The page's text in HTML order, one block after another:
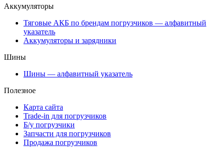
Аккумуляторы
Тяговые АКБ по брендам погрузчиков — алфавитный
указатель
Аккумуляторы и зарядники
Шины
Шины — алфавитный указатель
Полезное
Карта сайта
Trade-in для погрузчиков
Б/у погрузчики
Запчасти для погрузчиков
Продажа погрузчиков